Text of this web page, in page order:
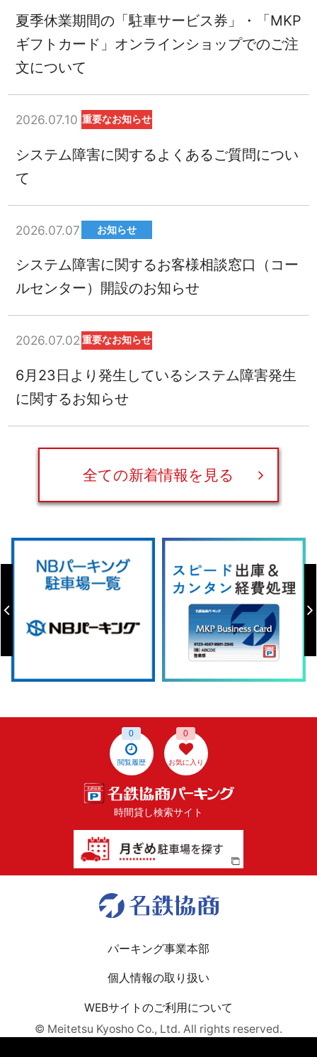
夏季休業期間の「駐車サービス券」・「MKP
ギフトカード」オンラインショップでのご注
文について
2026.07.10 重要なお知らせ
システム障害に関するよくあるご質問につい
て
2026.07.07 お知らせ
システム障害に関するお客様相談窓口（コー
ルセンター）開設のお知らせ
2026.07.02 重要なお知らせ
6月23日より発生しているシステム障害発生
に関するお知らせ
全ての新着情報を見る
閲覧履歴
0
お気に入り
0
時間貸し検索サイト
パーキング事業本部
個人情報の取り扱い
WEBサイトのご利用について
© Meitetsu Kyosho Co., Ltd. All rights reserved.